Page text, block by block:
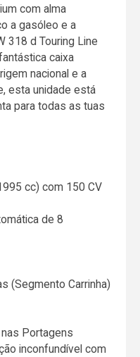
com alma
a gasóleo e a
318 d Touring Line
caixa
nacional e a
esta unidade está
para todas as tuas
cc) com 150 CV
de 8
(Segmento Carrinha)
Portagens
inconfundível com